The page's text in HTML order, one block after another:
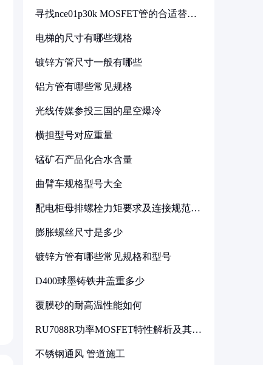
寻找nce01p30k MOSFET管的合适替代
电梯的尺寸有哪些规格
镀锌方管尺寸一般有哪些
铝方管有哪些常见规格
光线传媒参投三国的星空爆冷
横担型号对应重量
锰矿石产品化合水含量
曲臂车规格型号大全
配电柜母排螺栓力矩要求及连接规范详
膨胀螺丝尺寸是多少
镀锌方管有哪些常见规格和型号
D400球墨铸铁井盖重多少
覆膜砂的耐高温性能如何
RU7088R功率MOSFET特性解析及其在
不锈钢通风 管道施工